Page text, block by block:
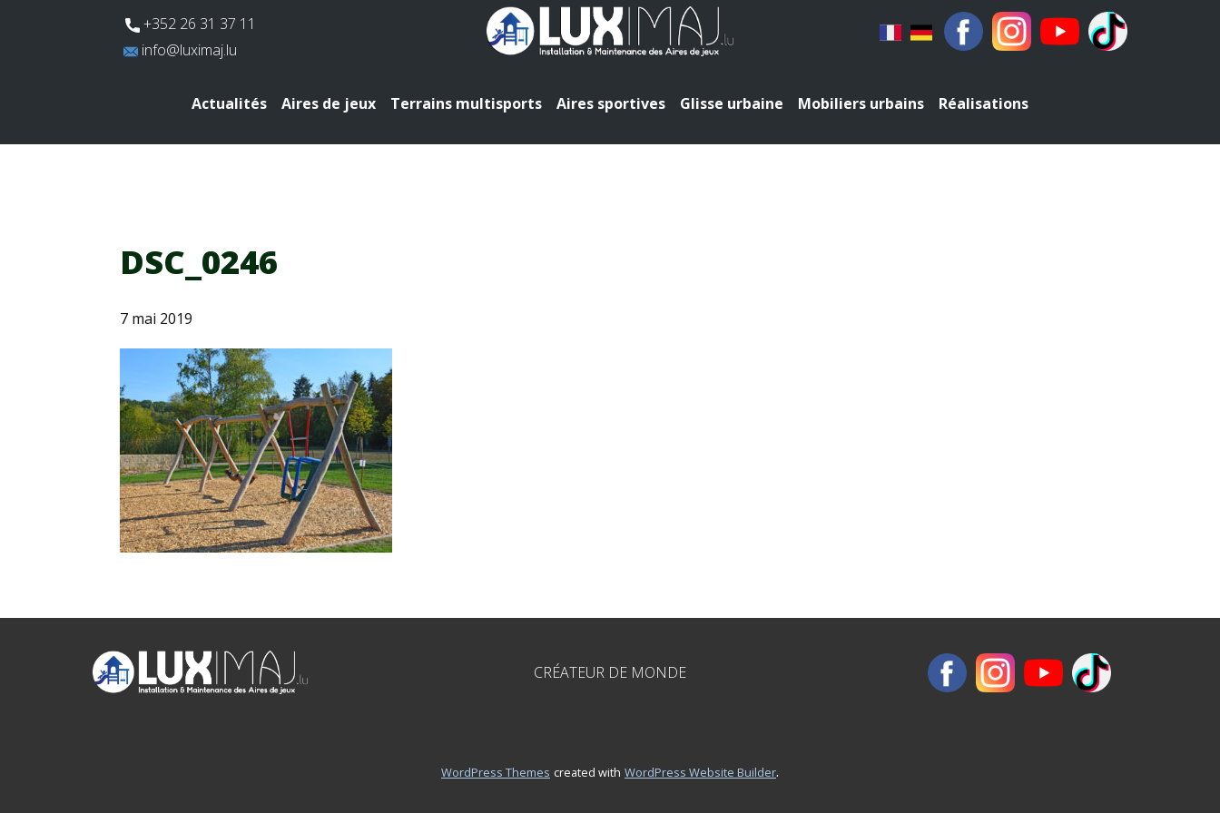
​+352 26 31 37 11
​info@luximaj.lu
Actualités Aires de jeux Terrains multisports Aires sportives Glisse urbaine Mobiliers urbains Réalisations
DSC_0246
7 mai 2019
CRÉATEUR DE MONDE
WordPress Themes created with WordPress Website Builder.